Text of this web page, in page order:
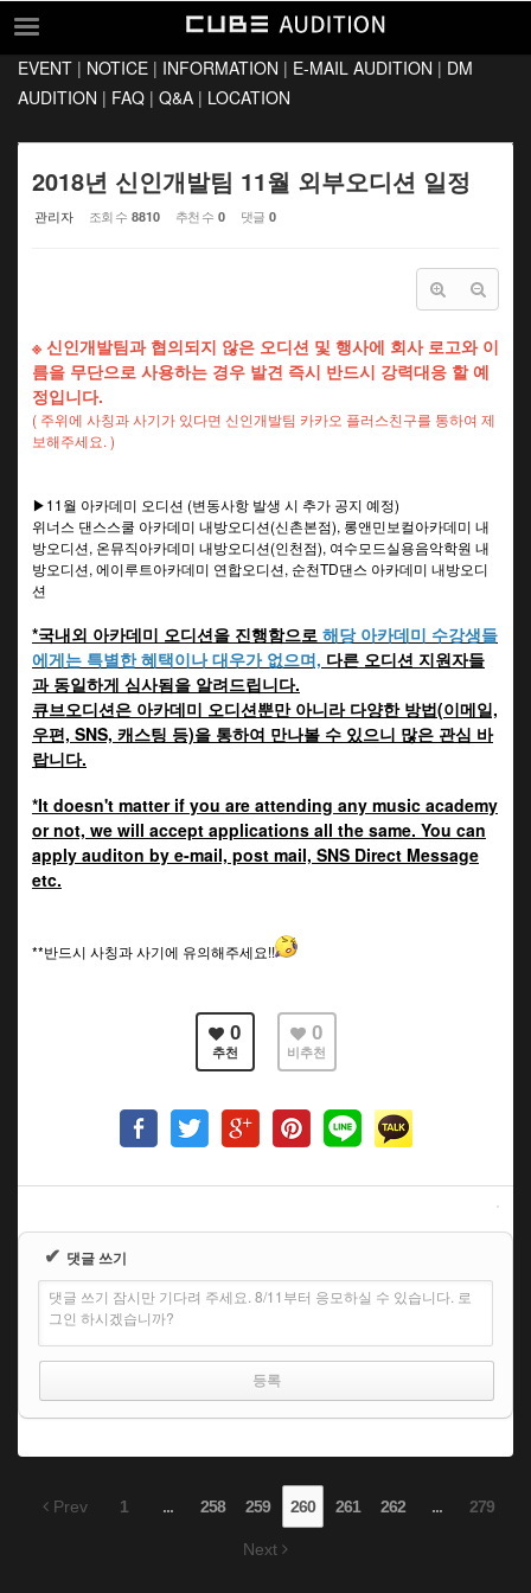
EVENT
INFORMATION
E-MAIL AUDITION
Q&A
LOCATION
EVENT | NOTICE | INFORMATION | E-MAIL AUDITION | DM
AUDITION | FAQ | Q&A | LOCATION
2018년 신인개발팀 11월 외부오디션 일정
관리자 조회 수 8810 추천 수 0 댓글 0
※ 신인개발팀과 협의되지 않은 오디션 및 행사에 회사 로고와 이
름을 무단으로 사용하는 경우 발견 즉시 반드시 강력대응 할 예
정입니다.
( 주위에 사칭과 사기가 있다면 신인개발팀 카카오 플러스친구를 통하여 제
보해주세요. )
▶11월 아카데미 오디션 (변동사항 발생 시 추가 공지 예정)
위너스 댄스스쿨 아카데미 내방오디션(신촌본점), 롱앤민보컬아카데미 내
방오디션, 온뮤직아카데미 내방오디션(인천점), 여수모드실용음악학원 내
방오디션, 에이루트아카데미 연합오디션, 순천TD댄스 아카데미 내방오디
션
*국내외 아카데미 오디션을 진행함으로 해당 아카데미 수강생들
에게는 특별한 혜택이나 대우가 없으며, 다른 오디션 지원자들
과 동일하게 심사됨을 알려드립니다.
큐브오디션은 아카데미 오디션뿐만 아니라 다양한 방법(이메일,
우편, SNS, 캐스팅 등)을 통하여 만나볼 수 있으니 많은 관심 바
랍니다.
*It doesn't matter if you are attending any music academy
or not, we will accept applications all the same. You can
apply auditon by e-mail, post mail, SNS Direct Message
etc.
**반드시 사칭과 사기에 유의해주세요!!
0
추천
0
비추천
✔ 댓글 쓰기
댓글 쓰기 잠시만 기다려 주세요. 8/11부터 응모하실 수 있습니다. 로
그인 하시겠습니까?
Prev 1 ... 258 259 260 261 262 ... 279
Next